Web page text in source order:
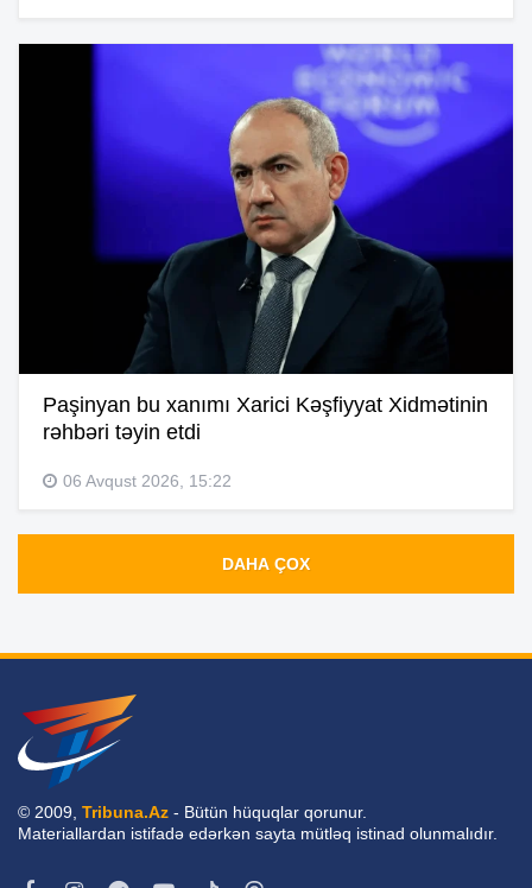
Paşinyan bu xanımı Xarici Kəşfiyyat Xidmətinin
rəhbəri təyin etdi
06 Avqust 2026, 15:22
DAHA ÇOX
© 2009, Tribuna.Az - Bütün hüquqlar qorunur.
Materiallardan istifadə edərkən sayta mütləq istinad olunmalıdır.